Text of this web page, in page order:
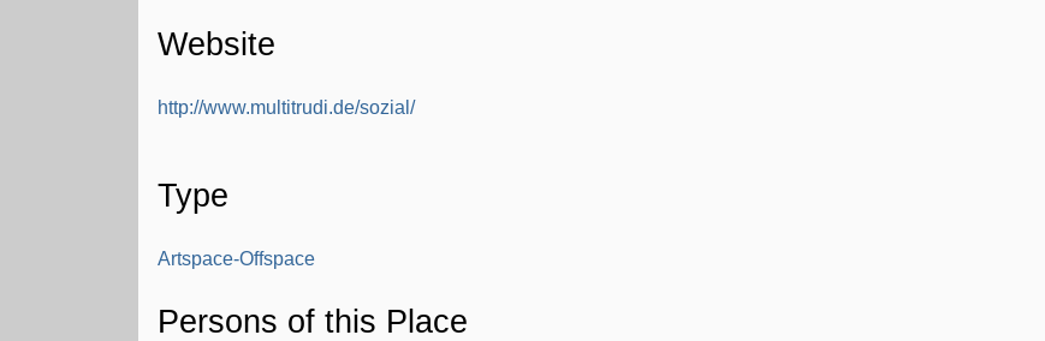
Website
http://www.multitrudi.de/sozial/
Type
Artspace-Offspace
Persons of this Place